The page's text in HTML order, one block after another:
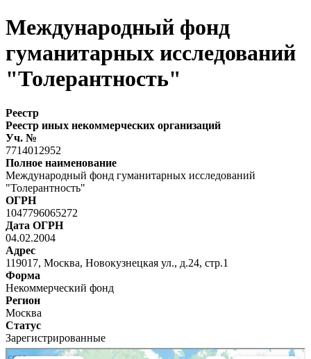
Международный фонд
гуманитарных исследований
"Толерантность"
Реестр
Реестр иных некоммерческих организаций
Уч. №
7714012952
Полное наименование
Международный фонд гуманитарных исследований
"Толерантность"
ОГРН
1047796065272
Дата ОГРН
04.02.2004
Адрес
119017, Москва, Новокузнецкая ул., д.24, стр.1
Форма
Некоммерческий фонд
Регион
Москва
Статус
Зарегистрированные